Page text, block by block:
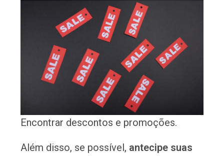
Encontrar descontos e promoções.
Além disso, se possível, antecipe suas